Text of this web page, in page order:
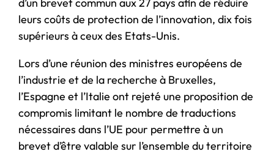
leurs coûts de protection de l’innovation, dix fois
supérieurs à ceux des Etats-Unis.
Lors d’une réunion des ministres européens de
l’industrie et de la recherche à Bruxelles,
l’Espagne et l’Italie ont rejeté une proposition de
compromis limitant le nombre de traductions
nécessaires dans l’UE pour permettre à un
brevet d’être valable sur l’ensemble du territoire